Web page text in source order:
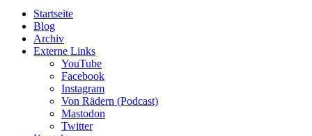
Startseite
Blog
Archiv
Externe Links
YouTube
Facebook
Instagram
Von Rädern (Podcast)
Mastodon
Twitter